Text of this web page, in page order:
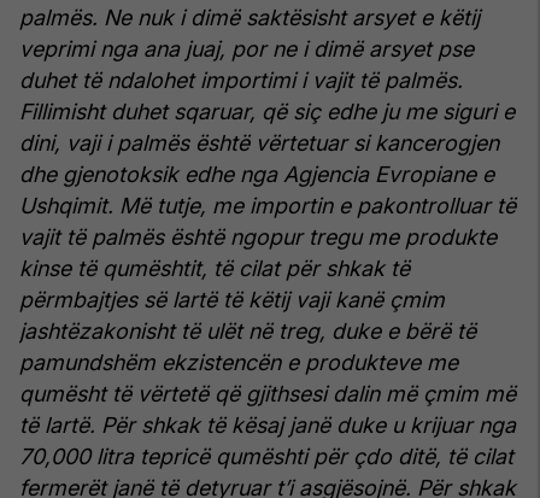
palmës. Ne nuk i dimë saktësisht arsyet e këtij
veprimi nga ana juaj, por ne i dimë arsyet pse
duhet të ndalohet importimi i vajit të palmës.
Fillimisht duhet sqaruar, që siç edhe ju me siguri e
dini, vaji i palmës është vërtetuar si kancerogjen
dhe gjenotoksik edhe nga Agjencia Evropiane e
Ushqimit. Më tutje, me importin e pakontrolluar të
vajit të palmës është ngopur tregu me produkte
kinse të qumështit, të cilat për shkak të
përmbajtjes së lartë të këtij vaji kanë çmim
jashtëzakonisht të ulët në treg, duke e bërë të
pamundshëm ekzistencën e produkteve me
qumësht të vërtetë që gjithsesi dalin më çmim më
të lartë. Për shkak të kësaj janë duke u krijuar nga
70,000 litra tepricë qumështi për çdo ditë, të cilat
fermerët janë të detyruar t’i asgjësojnë. Për shkak